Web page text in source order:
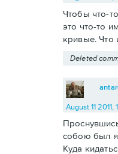
Чтобы что-
это что-то
кривые. Что
Deleted
August 11
собою был я
Куда